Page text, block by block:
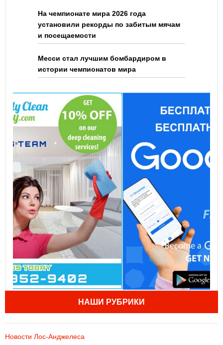
На чемпионате мира 2026 года
установили рекорды по забитым мячам
и посещаемости
Месси стал лучшим бомбардиром в
истории чемпионатов мира
НАШИ РУБРИКИ
Новости Лос-Анджелеса